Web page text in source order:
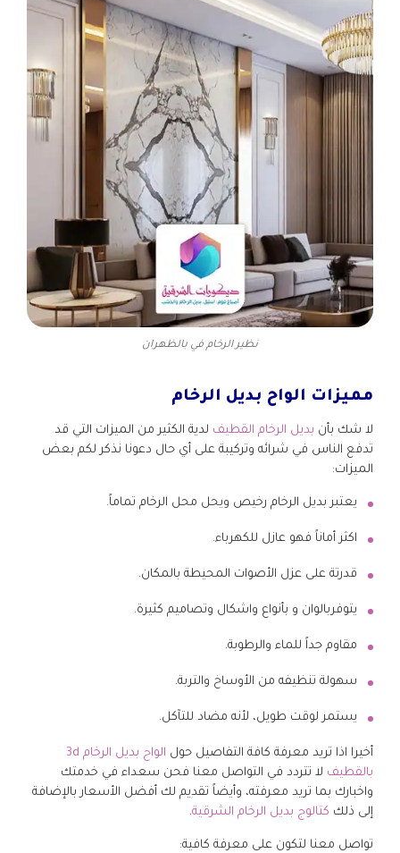
نظير الرخام في بالظهران
مميزات الواح بديل الرخام
لا شك بأن بديل الرخام القطيف لدية الكثير من الميزات التي قد
تدفع الناس في شرائه وتركيبة على أي حال دعونا نذكر لكم بعض
الميزات:
يعتبر بديل الرخام رخيص ويحل محل الرخام تماماً.
اكثر أماناً فهو عازل للكهرباء.
قدرتة على عزل الأصوات المحيطة بالمكان.
يتوفربالوان و بأنواع واشكال وتصاميم كثيرة.
مقاوم جداً للماء والرطوبة.
سهولة تنظيفه من الأوساخ والتربة.
يستمر لوقت طويل، لأنه مضاد للتآكل.
أخيرا اذا تريد معرفة كافة التفاصيل حول
الواح بديل الرخام 3d
بالقطيف لا تتردد في التواصل معنا فحن سعداء في خدمتك
واخبارك بما تريد معرفته، وأيضاً تقديم لك أفضل الأسعار بالإضافة
إلى ذلك كتالوج بديل الرخام الشرقية.
تواصل معنا لتكون على معرفة كافية: